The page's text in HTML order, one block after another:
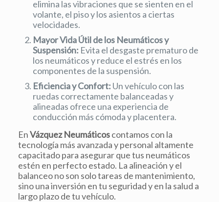
elimina las vibraciones que se sienten en el
volante, el piso y los asientos a ciertas
velocidades.
Mayor Vida Útil de los Neumáticos y
Suspensión: Evita el desgaste prematuro de
los neumáticos y reduce el estrés en los
componentes de la suspensión.
Eficiencia y Confort: Un vehículo con las
ruedas correctamente balanceadas y
alineadas ofrece una experiencia de
conducción más cómoda y placentera.
EnVázquez Neumáticoscontamos con la
tecnología más avanzada y personal altamente
capacitado para asegurar que tus neumáticos
estén en perfecto estado. La alineación y el
balanceo no son solo tareas de mantenimiento,
sino una inversión en tu seguridad y en la salud a
largo plazo de tu vehículo.